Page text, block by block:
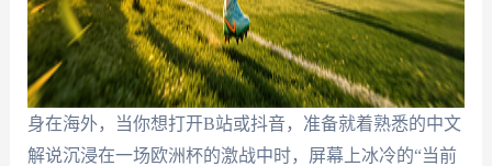
身在海外，当你想打开B站或抖音，准备就着熟悉的中文
解说沉浸在一场欧洲杯的激战中时，屏幕上冰冷的“当前